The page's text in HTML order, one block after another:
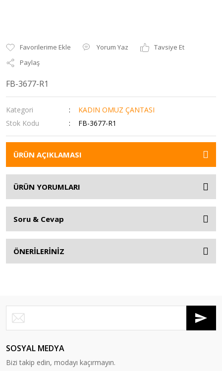
Yorum Yaz
Tavsiye Et
Paylaş
FB-3677-R1
Kategori
KADIN OMUZ ÇANTASI
Stok Kodu
FB-3677-R1
ÜRÜN AÇIKLAMASI
ÜRÜN YORUMLARI
Soru & Cevap
ÖNERİLERİNİZ
SOSYAL MEDYA
Bizi takip edin, modayı kaçırmayın.